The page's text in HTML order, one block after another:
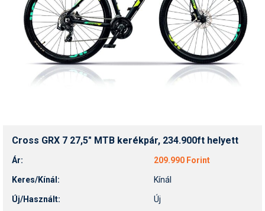
Cross GRX 7 27,5" MTB kerékpár, 234.900ft helyett
Ár: 209.990 Forint
Keres/Kínál: Kínál
Új/Használt: Új